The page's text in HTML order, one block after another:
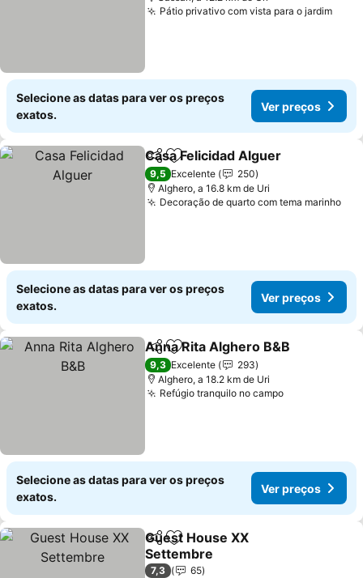
Pátio privativo com vista para o jardim
Selecione as datas para ver os preços
exatos.
Ver preços
PartilharAdicionar aos favoritos
Casa Felicidad Alguer
9,5 Excelente
250
Alghero, a 16.8 km de Uri
Decoração de quarto com tema marinho
Selecione as datas para ver os preços
exatos.
Ver preços
PartilharAdicionar aos favoritos
Anna Rita Alghero B&B
9,3 Excelente
293
Alghero, a 18.2 km de Uri
Refúgio tranquilo no campo
Selecione as datas para ver os preços
exatos.
Ver preços
PartilharAdicionar aos favoritos
Guest House XX
Settembre
7,3
65